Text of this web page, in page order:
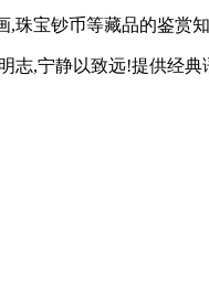
,珠宝钞币等藏品的鉴赏
志,宁静以致远!提供经